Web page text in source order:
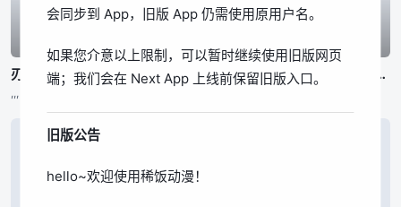
已完结
刃牙道 第2部分
,,,
已完结
刃牙道 第2部分 公立海老栖川高校天闷部
会同步到 App，旧版 App 仍需使用原用户名。
如果您介意以上限制，可以暂时继续使用旧版网页
端；我们会在 Next App 上线前保留旧版入口。
旧版公告
hello~欢迎使用稀饭动漫！